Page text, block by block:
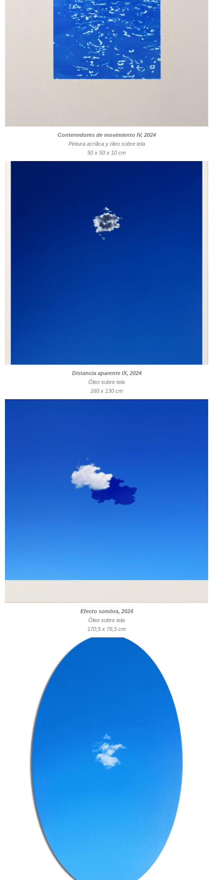
Contenedores de movimiento IV, 2024
Pintura acrílica y óleo sobre tela
50 x 50 x 10 cm
Distancia aparente IX, 2024
Óleo sobre tela
160 x 130 cm
Efecto sombra, 2024
Óleo sobre tela
170,5 x 76,5 cm